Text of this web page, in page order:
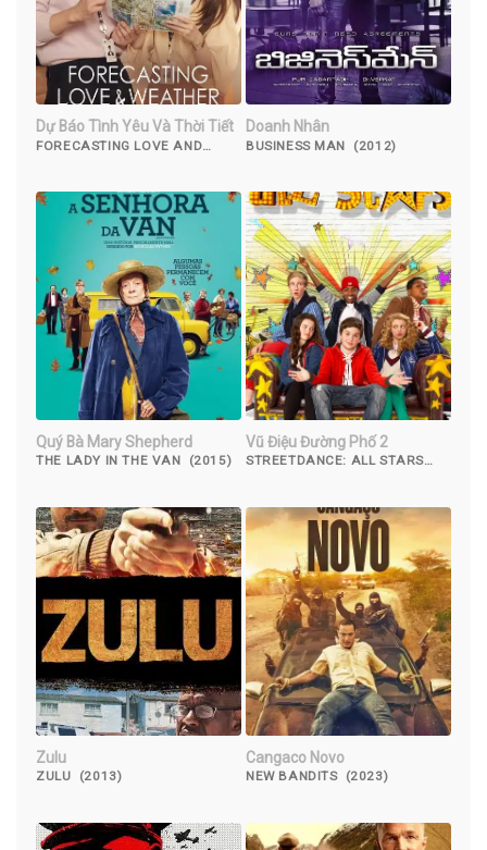
Dự Báo Tình Yêu Và Thời Tiết
FORECASTING LOVE AND
Doanh Nhân
BUSINESS MAN (2012)
Quý Bà Mary Shepherd
THE LADY IN THE VAN (2015)
Vũ Điệu Đường Phố 2
STREETDANCE: ALL STARS
Zulu
ZULU (2013)
Cangaco Novo
NEW BANDITS (2023)